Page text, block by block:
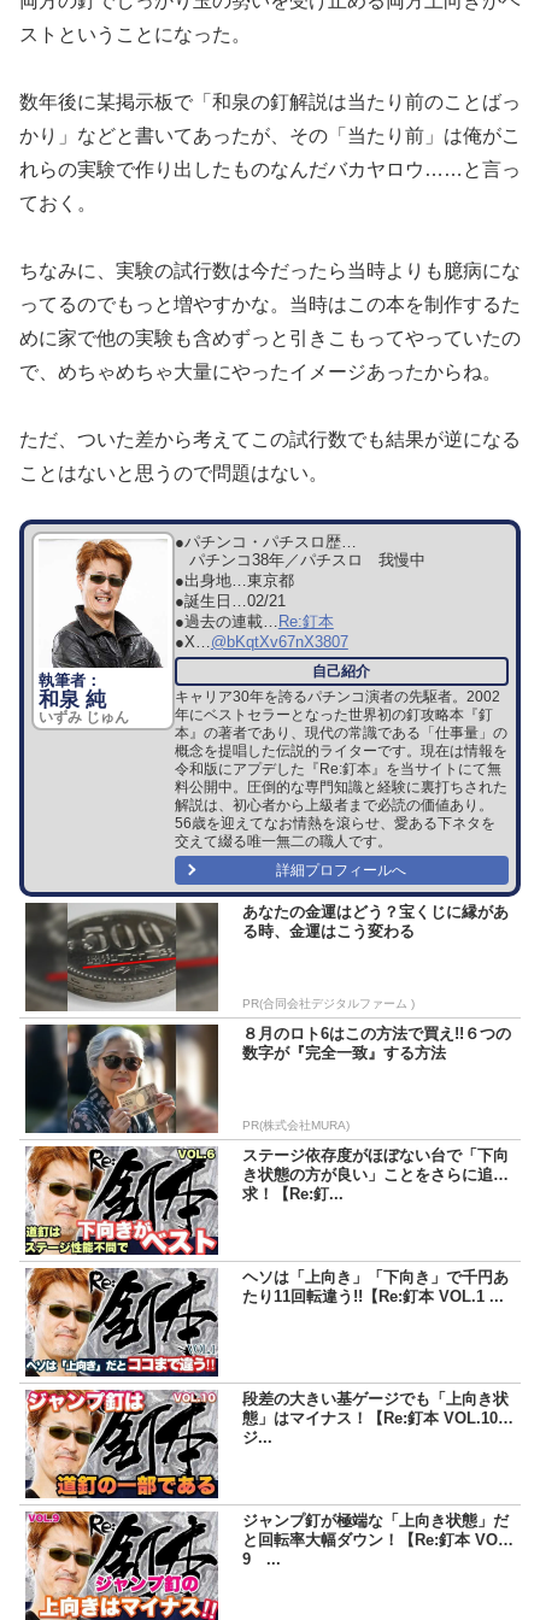
ストとい うことになった。
数年後に某掲示板で「和泉の釘解説は当たり前のことばっ
かり」などと書いてあったが、その「当たり前」は俺がこ
れらの実験で作り 出したものなんだバカヤロウ……と言っ
ておく。
ちなみに、実験の試行数は今だったら当時よりも臆病にな
ってるのでもっと増やすかな。当時はこの本を制作するた
めに家で他の実験 も含めずっと引きこもってやっていたの
で、めちゃめちゃ大量にやったイメージあったからね。
ただ、ついた差から考えてこの試行数でも結果が逆になる
ことはないと思うので問題はない。
和泉 純
いずみ じゅん
●パチンコ・パチスロ歴…
パチンコ38年／パチスロ 我慢中
●出身地… 東京都
●誕生日… 02/21
●過去の連載…
Re:釘本
●X… @bKqtXv67nX3807
キャリア30年を誇るパチンコ演者の先駆者。2002
年にベストセラーとなった世界初の釘攻略本『釘
本』の著者であり、現代の常識である「仕事量」の
概念を提唱した伝説的ライターです。現在は情報を
令和版にアプデした『Re:釘本』を当サイトにて無
料公開中。圧倒的な専門知識と経験に裏打ちされた
解説は、初心者から上級者まで必読の価値あり。
56歳を迎えてなお情熱を滾らせ、愛ある下ネタを
交えて綴る唯一無二の職人です。
詳細プロフィールへ
あなたの金運はどう？宝くじに縁があ
る時、金運はこう変わる
PR(合同会社デジタルファーム )
８月のロト6はこの方法で買え!!６つの
数字が『完全一致』する方法
PR(株式会社MURA)
ステージ依存度がほぼない台で「下向
き状態の方が良い」ことをさらに追
求！【Re:釘...
ヘソは「上向き」「下向き」で千円あ
たり11回転違う!!【Re:釘本 VOL.1 ...
段差の大きい基ゲージでも「上向き状
態」はマイナス！【Re:釘本 VOL.10
ジ...
ジャンプ釘が極端な「上向き状態」だ
と回転率大幅ダウン！【Re:釘本 VOL.
9 ...